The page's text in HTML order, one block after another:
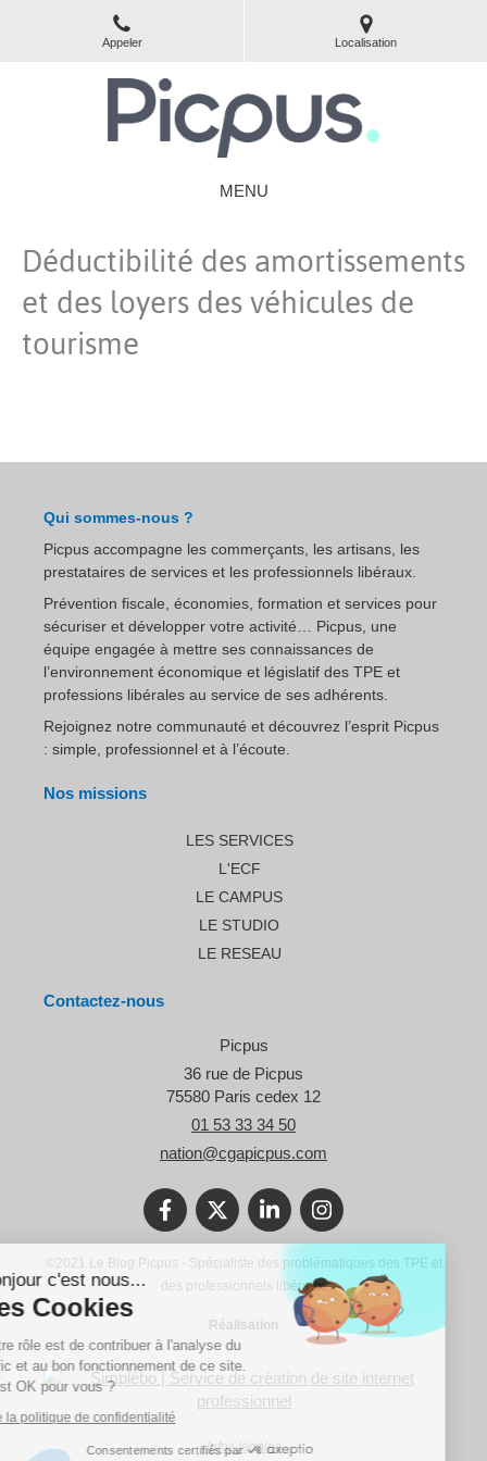
Appeler Localisation
MENU
Déductibilité des amortissements
et des loyers des véhicules de
tourisme
Qui sommes-nous ?
Picpus accompagne les commerçants, les artisans, les
prestataires de services et les professionnels libéraux.
Prévention fiscale, économies, formation et services pour
sécuriser et développer votre activité… Picpus, une
équipe engagée à mettre ses connaissances de
l’environnement économique et législatif des TPE et
professions libérales au service de ses adhérents.
Rejoignez notre communauté et découvrez l’esprit Picpus
: simple, professionnel et à l’écoute.
Nos missions
LES SERVICES
L'ECF
LE CAMPUS
LE STUDIO
LE RESEAU
Contactez-nous
Picpus
36 rue de Picpus
75580 Paris cedex 12
01 53 33 34 50
nation@cgapicpus.com
©2021 Le Blog Picpus - Spécialiste des problématiques des TPE et
des professionnels libéraux.
Réalisation
Infos légales
Bonjour c'est nous...
Les Cookies
Notre rôle est de contribuer à l'analyse du
trafic et au bon fonctionnement de ce site.
C'est OK pour vous ?
Lire la politique de confidentialité
Consentements certifiés par